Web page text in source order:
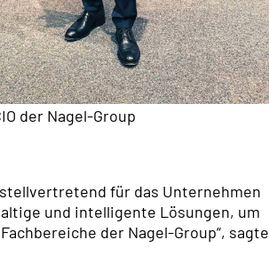
der Nagel-Group
für das Unternehmen
und intelligente Lösungen, um
der Nagel-Group“, sagte